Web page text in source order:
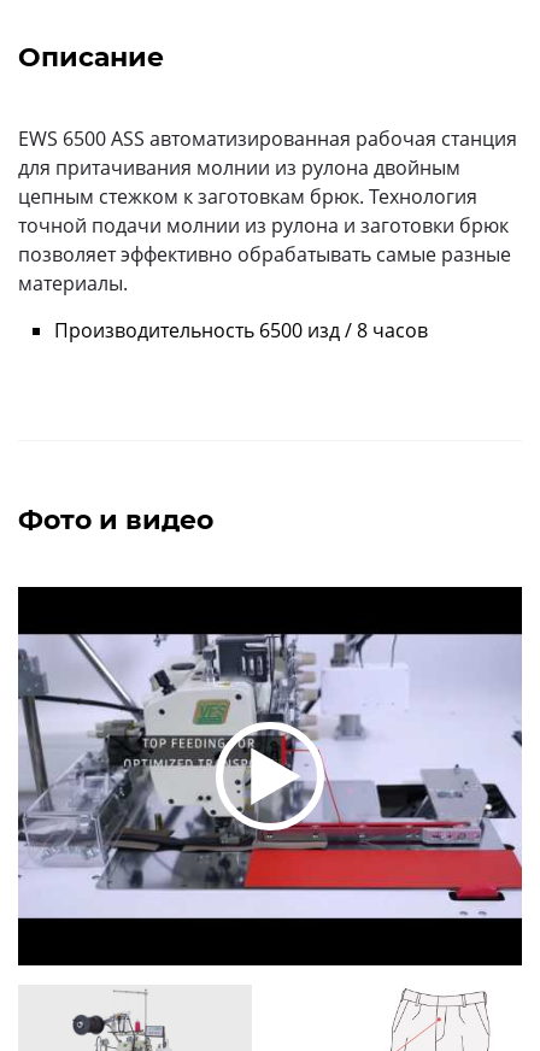
Описание
EWS 6500 ASS автоматизированная рабочая станция
для притачивания молнии из рулона двойным
цепным стежком к заготовкам брюк. Технология
точной подачи молнии из рулона и заготовки брюк
позволяет эффективно обрабатывать самые разные
материалы.
Производительность 6500 изд / 8 часов
Фото и видео